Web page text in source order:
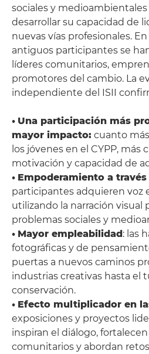
sociales y
desarrollar su capacidad de
nuevas vías profesionales.
antiguos participantes se
líderes comunitarios,
promotores del cambio. La
independiente del ISII
• Una participación más
mayor impacto: cuanto
los jóvenes en el CYPP, más
motivación y capacidad de
• Empoderamiento a
participantes adquieren voz
utilizando la narración visual
problemas sociales y
• Mayor empleabilidad: las
fotográficas y de
puertas a nuevos caminos
industrias creativas hasta el
conservación.
• Efecto multiplicador en
exposiciones y proyectos
inspiran el diálogo,
comunitarios y abordan